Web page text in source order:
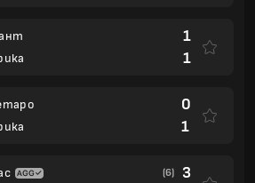
1
1
0
1
(6) 3